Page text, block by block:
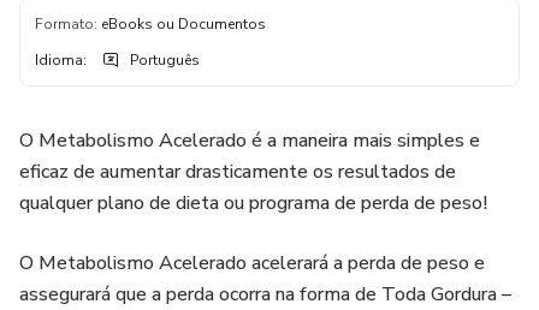
Formato: eBooks ou Documentos
Idioma: Português
O Metabolismo Acelerado é a maneira mais simples e
eficaz de aumentar drasticamente os resultados de
qualquer plano de dieta ou programa de perda de peso!
O Metabolismo Acelerado acelerará a perda de peso e
assegurará que a perda ocorra na forma de Toda Gordura –